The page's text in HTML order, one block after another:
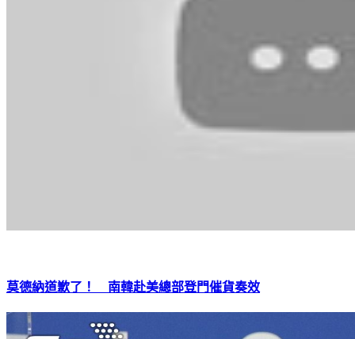
莫德納道歉了！ 南韓赴美總部登門催貨奏效